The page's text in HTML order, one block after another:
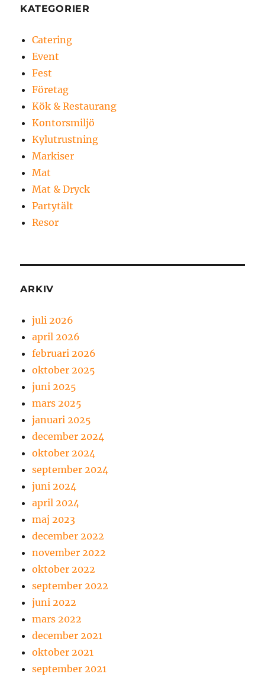
KATEGORIER
Catering
Event
Fest
Företag
Kök & Restaurang
Kontorsmiljö
Kylutrustning
Markiser
Mat
Mat & Dryck
Partytält
Resor
ARKIV
juli 2026
april 2026
februari 2026
oktober 2025
juni 2025
mars 2025
januari 2025
december 2024
oktober 2024
september 2024
juni 2024
april 2024
maj 2023
december 2022
november 2022
oktober 2022
september 2022
juni 2022
mars 2022
december 2021
oktober 2021
september 2021